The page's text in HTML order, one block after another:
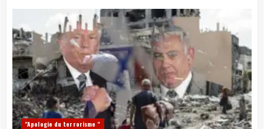
"Apologie du terrorisme "